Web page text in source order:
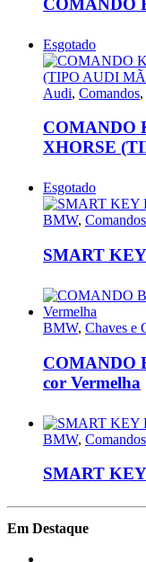
Esgotado
Audi, Comandos,
COMANDO
XHORSE
Esgotado
BMW, Comandos
SMART
BMW, Chaves e
COMANDO
cor Vermelha
BMW, Comandos
SMART
Em Destaque